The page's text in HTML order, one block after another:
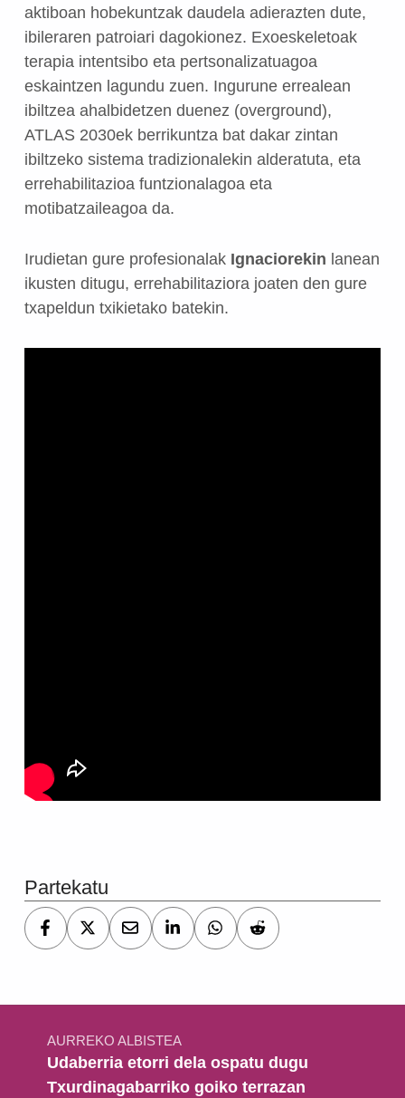
aktiboan hobekuntzak daudela adierazten dute,
ibileraren patroiari dagokionez. Exoeskeletoak
terapia intentsibo eta pertsonalizatuagoa
eskaintzen lagundu zuen. Ingurune errealean
ibiltzea ahalbidetzen duenez (overground),
ATLAS 2030ek berrikuntza bat dakar zintan
ibiltzeko sistema tradizionalekin alderatuta, eta
errehabilitazioa funtzionalagoa eta
motibatzaileagoa da.
Irudietan gure profesionalak Ignaciorekin lanean
ikusten ditugu, errehabilitaziora joaten den gure
txapeldun txikietako batekin.
Partekatu
Bidalketetan zehar nabigatu
AURREKO ALBISTEA
Udaberria etorri dela ospatu dugu
Txurdinagabarriko goiko terrazan